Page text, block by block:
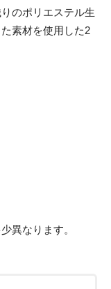
のポリエステル生
素材を使用した2
異なります。